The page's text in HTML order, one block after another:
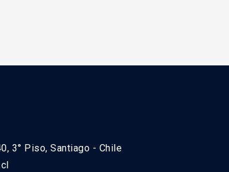
3° Piso, Santiago - Chile